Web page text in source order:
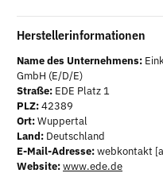
Herstellerinformationen
Name des Unternehmens:
GmbH (E/D/E)
Straße: EDE Platz 1
PLZ:42389
Ort:Wuppertal
Land: Deutschland
E-Mail-Adresse:webkontakt
Website:www.ede.de